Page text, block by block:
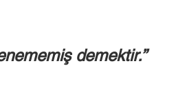
demektir.”